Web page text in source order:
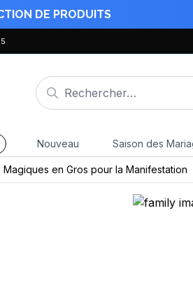
DE PRODUITS
Nouveau Saison des
Magiques en Gros pour la Manifestation